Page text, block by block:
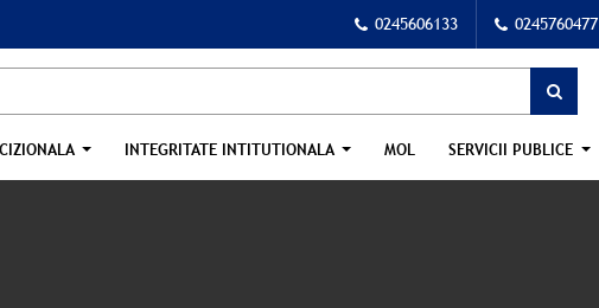
0245606133 0245760477
INTEGRITATE INTITUTIONALA MOL SERVICII PUBLICE